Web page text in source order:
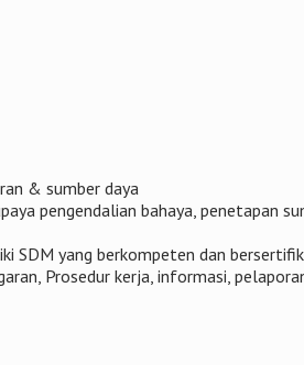
& sumber daya
pengendalian bahaya, penetapan
SDM yang berkompeten dan
Prosedur kerja, informasi,